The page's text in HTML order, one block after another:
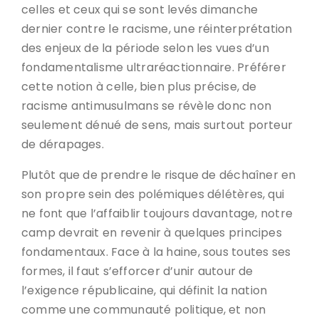
celles et ceux qui se sont levés dimanche
dernier contre le racisme, une réinterprétation
des enjeux de la période selon les vues d’un
fondamentalisme ultraréactionnaire. Préférer
cette notion à celle, bien plus précise, de
racisme antimusulmans se révèle donc non
seulement dénué de sens, mais surtout porteur
de dérapages.
Plutôt que de prendre le risque de déchaîner en
son propre sein des polémiques délétères, qui
ne font que l’affaiblir toujours davantage, notre
camp devrait en revenir à quelques principes
fondamentaux. Face à la haine, sous toutes ses
formes, il faut s’efforcer d’unir autour de
l’exigence républicaine, qui définit la nation
comme une communauté politique, et non